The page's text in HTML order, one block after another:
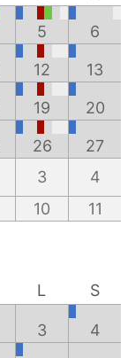
5 6
12 13
19 20
26 27
3
4
10 11
L
S
3 4